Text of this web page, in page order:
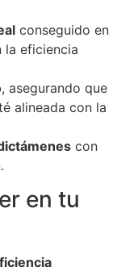
conseguido en
la eficiencia
, asegurando que
alineada con la
con
en tu